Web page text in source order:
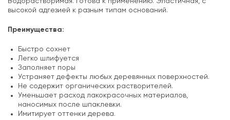
высокой адгезией к разным типам оснований.
Преимущества:
Быстро сохнет
Легко шлифуется
Заполняет поры
Устраняет дефекты любых деревянных поверхностей.
Не содержит органических растворителей.
Уменьшает расход лакокрасочных материалов,
наносимых после шпаклевки.
Имитирует оттенки дерева.